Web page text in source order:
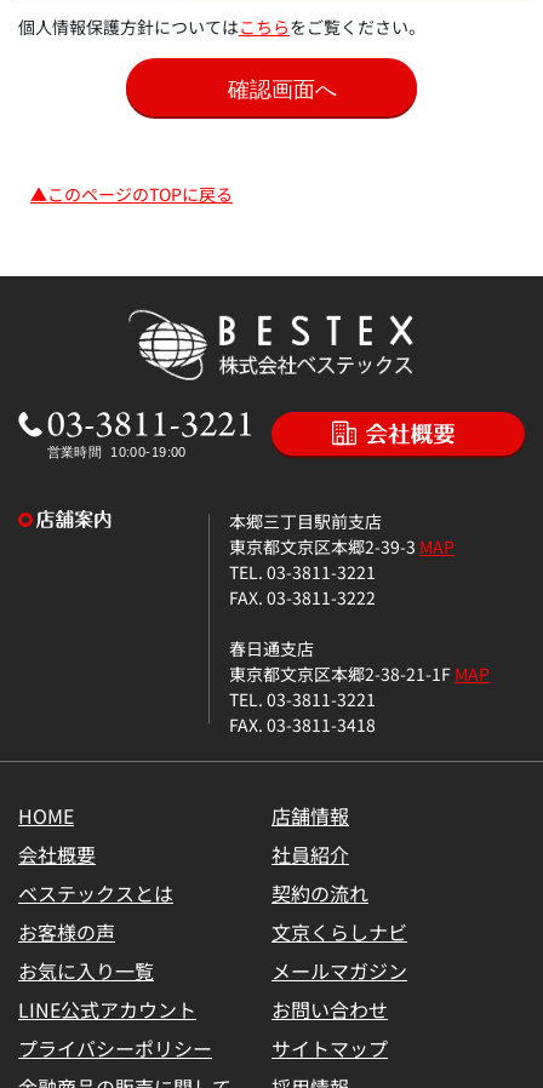
個人情報保護方針についてはこちらをご覧ください。
▲このページのTOPに戻る
本郷三丁目駅前支店
東京都文京区本郷2-39-3 MAP
TEL. 03-3811-3221
FAX. 03-3811-3222
春日通支店
東京都文京区本郷2-38-21-1FMAP
TEL. 03-3811-3221
FAX. 03-3811-3418
HOME
店舗情報
会社概要
社員紹介
ベステックスとは
契約の流れ
お客様の声
文京くらしナビ
お気に入り一覧
メールマガジン
LINE公式アカウント
お問い合わせ
プライバシーポリシー
サイトマップ